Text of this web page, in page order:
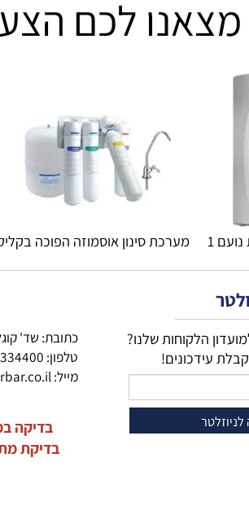
לכם
הלקוחות שלנו?
עידכונים!
כתובת: שד' קוגל 29, חולון | שד' הרצל 92, פינת ז'בוטינסקי, רמת גן
טלפון:
בדיקה